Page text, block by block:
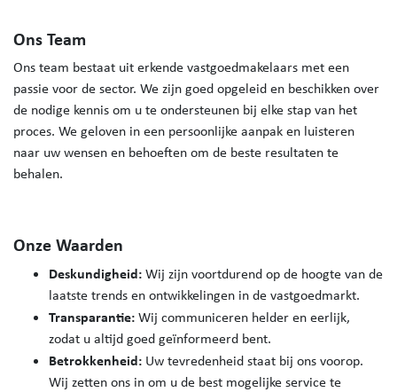
Ons Team
Ons team bestaat uit erkende vastgoedmakelaars met een
passie voor de sector. We zijn goed opgeleid en beschikken over
de nodige kennis om u te ondersteunen bij elke stap van het
proces. We geloven in een persoonlijke aanpak en luisteren
naar uw wensen en behoeften om de beste resultaten te
behalen.
Onze Waarden
Deskundigheid:Wij zijn voortdurend op de hoogte van de
laatste trends en ontwikkelingen in de vastgoedmarkt.
Transparantie:Wij communiceren helder en eerlijk,
zodat u altijd goed geïnformeerd bent.
Betrokkenheid: Uw tevredenheid staat bij ons voorop.
Wij zetten ons in om u de best mogelijke service te